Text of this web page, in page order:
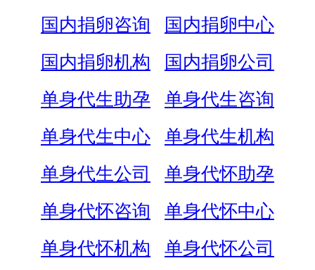
国内捐卵咨询
国内捐卵中心
国内捐卵机构
国内捐卵公司
单身代生助孕
单身代生咨询
单身代生中心
单身代生机构
单身代生公司
单身代怀助孕
单身代怀咨询
单身代怀中心
单身代怀机构
单身代怀公司